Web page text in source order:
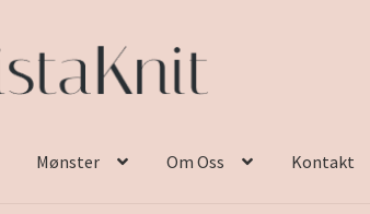
Mønster Om Oss Kontakt